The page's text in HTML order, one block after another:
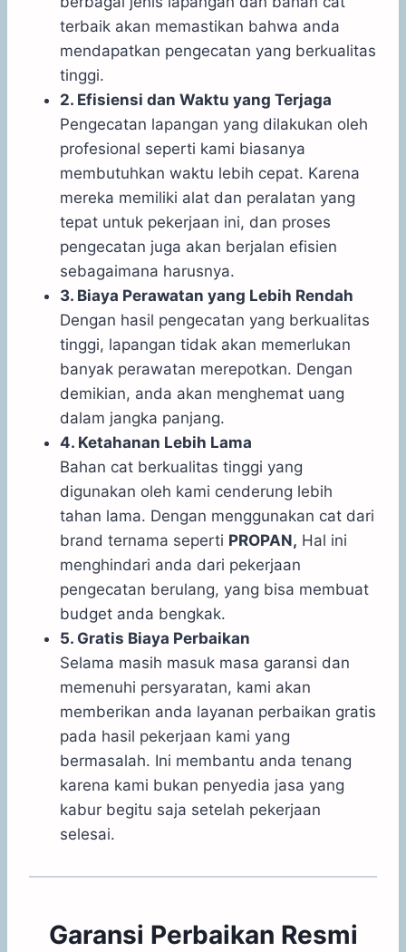
terbaik akan memastikan bahwa anda
mendapatkan pengecatan yang berkualitas
tinggi.
2. Efisiensi dan Waktu yang Terjaga
Pengecatan lapangan yang dilakukan oleh
profesional seperti kami biasanya
membutuhkan waktu lebih cepat. Karena
mereka memiliki alat dan peralatan yang
tepat untuk pekerjaan ini, dan proses
pengecatan juga akan berjalan efisien
sebagaimana harusnya.
3. Biaya Perawatan yang Lebih Rendah
Dengan hasil pengecatan yang berkualitas
tinggi, lapangan tidak akan memerlukan
banyak perawatan merepotkan. Dengan
demikian, anda akan menghemat uang
dalam jangka panjang.
4. Ketahanan Lebih Lama
Bahan cat berkualitas tinggi yang
digunakan oleh kami cenderung lebih
tahan lama. Dengan menggunakan cat dari
brand ternama seperti PROPAN, Hal ini
menghindari anda dari pekerjaan
pengecatan berulang, yang bisa membuat
budget anda bengkak.
5. Gratis Biaya Perbaikan
Selama masih masuk masa garansi dan
memenuhi persyaratan, kami akan
memberikan anda layanan perbaikan gratis
pada hasil pekerjaan kami yang
bermasalah. Ini membantu anda tenang
karena kami bukan penyedia jasa yang
kabur begitu saja setelah pekerjaan
selesai.
Garansi Perbaikan Resmi